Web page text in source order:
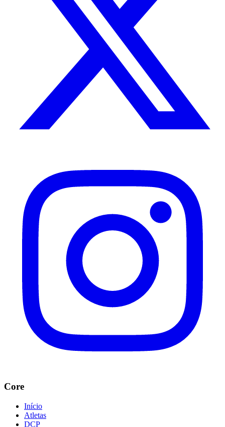
Core
Início
Atletas
DCP